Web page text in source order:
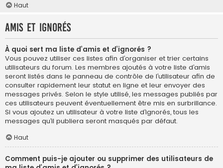
Haut
Amis et ignorés
À quoi sert ma liste d’amis et d’ignorés ?
Vous pouvez utiliser ces listes afin d’organiser et trier certains
utilisateurs du forum. Les membres ajoutés à votre liste d’amis
seront listés dans le panneau de contrôle de l’utilisateur afin de
consulter rapidement leur statut en ligne et leur envoyer des
messages privés. Selon le style utilisé, les messages publiés par
ces utilisateurs peuvent éventuellement être mis en surbrillance.
Si vous ajoutez un utilisateur à votre liste d’ignorés, tous les
messages qu’il publiera seront masqués par défaut.
Haut
Comment puis-je ajouter ou supprimer des utilisateurs de